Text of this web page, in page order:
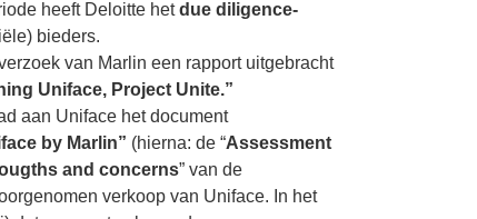
heeft Deloitte hetdue diligence-
bieders.
van Marlin een rapport uitgebracht
Uniface, Project Unite.”
aan Uniface het document
by Marlin” (hierna: de “Assessment
and concerns” van de
verkoop van Uniface. In het